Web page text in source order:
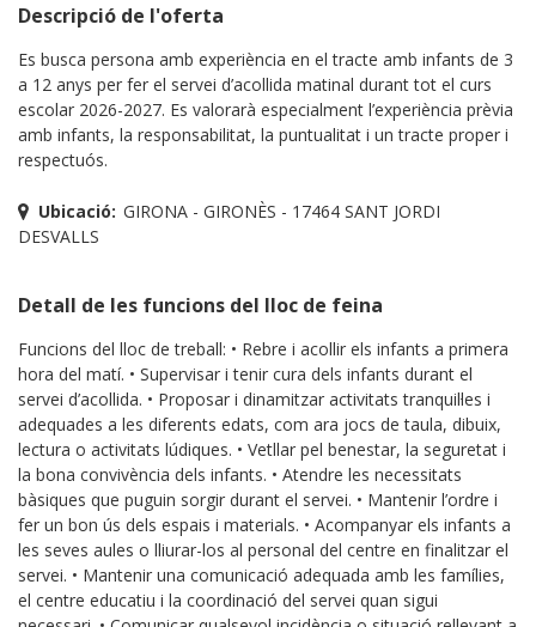
Descripció de l'oferta
Es busca persona amb experiència en el tracte amb infants de 3
a 12 anys per fer el servei d’acollida matinal durant tot el curs
escolar 2026-2027. Es valorarà especialment l’experiència prèvia
amb infants, la responsabilitat, la puntualitat i un tracte proper i
respectuós.
Ubicació: GIRONA - GIRONÈS - 17464 SANT JORDI
DESVALLS
Detall de les funcions del lloc de feina
Funcions del lloc de treball: • Rebre i acollir els infants a primera
hora del matí. • Supervisar i tenir cura dels infants durant el
servei d’acollida. • Proposar i dinamitzar activitats tranquil·les i
adequades a les diferents edats, com ara jocs de taula, dibuix,
lectura o activitats lúdiques. • Vetllar pel benestar, la seguretat i
la bona convivència dels infants. • Atendre les necessitats
bàsiques que puguin sorgir durant el servei. • Mantenir l’ordre i
fer un bon ús dels espais i materials. • Acompanyar els infants a
les seves aules o lliurar-los al personal del centre en finalitzar el
servei. • Mantenir una comunicació adequada amb les famílies,
el centre educatiu i la coordinació del servei quan sigui